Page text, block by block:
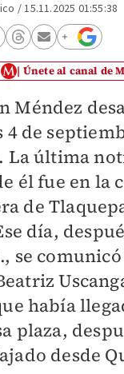
/15.11.2025 01:55:38
Únete al canal de
Méndez
4 de
La última
él fue en la
de
día,
se
había
plaza,
desde